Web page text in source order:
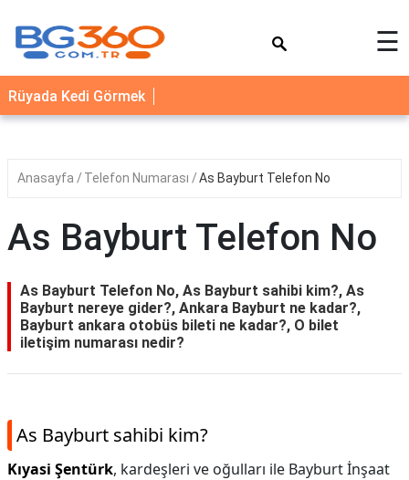
YEMEK
TARİFLERİ
SAĞLIK
☰
Rüyada Kedi Görmek
Anasayfa Telefon Numarası As Bayburt Telefon No
As Bayburt Telefon No
As Bayburt Telefon No, As Bayburt sahibi kim?, As
Bayburt nereye gider?, Ankara Bayburt ne kadar?,
Bayburt ankara otobüs bileti ne kadar?, O bilet
iletişim numarası nedir?
As Bayburt sahibi kim?
Kıyasi Şentürk, kardeşleri ve oğulları ile Bayburt İnşaat